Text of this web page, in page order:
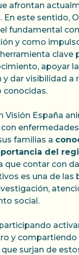
afrontan
En este sentido,
fundamental
y como
clave
apoyar la
y dar visibilidad a
conocidas.
Visión España
enfermedades
familias a
del
que contar con
es una de las
social.
y compartiendo
surjan de